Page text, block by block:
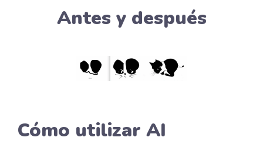
Antes y después
Cómo utilizar AI